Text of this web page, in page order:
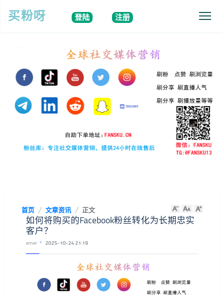
买粉呀 登陆 注册
首页 文章资讯 正文
如何将购买的Facebook粉丝转化为长期忠实
客户？
emer 2025-10-24 21:19